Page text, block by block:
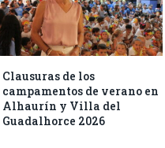
Clausuras de los
campamentos de verano en
Alhaurín y Villa del
Guadalhorce 2026